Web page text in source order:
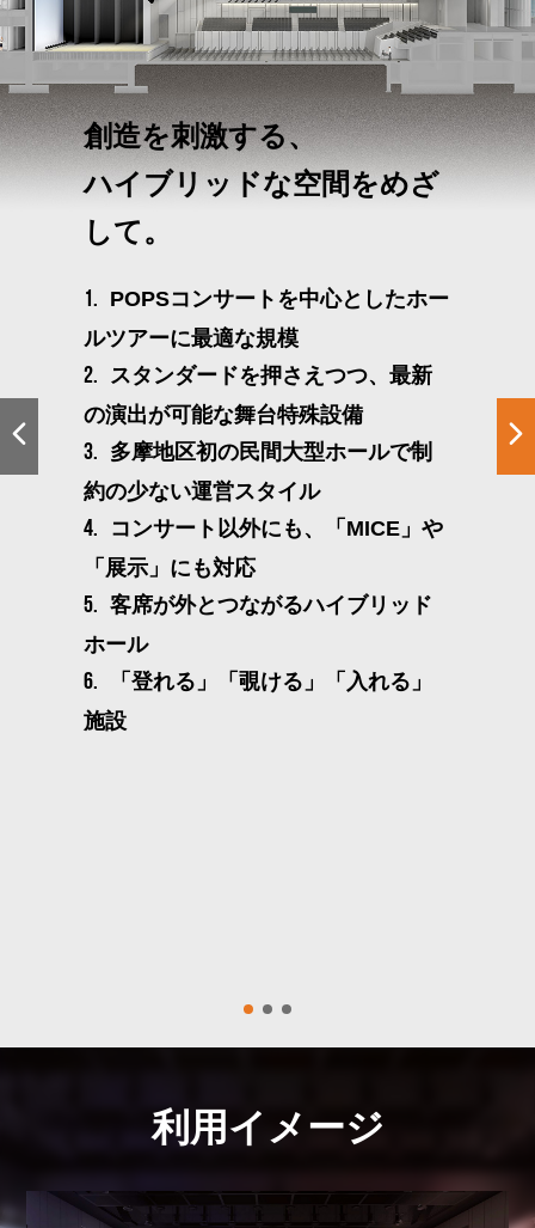
創造を刺激する、
ハイブリッドな空間をめざ
して。
1. POPSコンサートを中心としたホー
ルツアーに最適な規模
2.
スタンダードを押さえつつ、最新
の演出が可能な舞台特殊設備
3. 多摩地区初の民間大型ホールで制
約の少ない運営スタイル
4.
コンサート以外にも、「MICE」や
「展示」にも対応
5. 客席が外とつながるハイブリッド
ホール
6.
「登れる」「覗ける」「入れる」
施設
利用イメージ